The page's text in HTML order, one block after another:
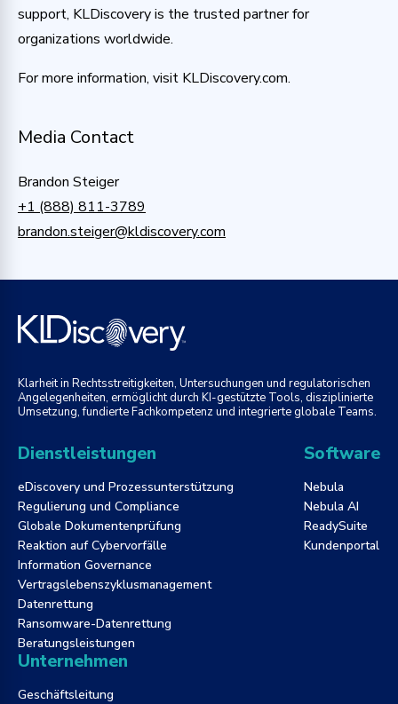
support, KLDiscovery is the trusted partner for
organizations worldwide.
For more information, visit KLDiscovery.com.
Media Contact
Brandon Steiger
+1 (888) 811-3789
brandon.steiger@kldiscovery.com
Klarheit in Rechtsstreitigkeiten, Untersuchungen und regulatorischen
Angelegenheiten, ermöglicht durch KI-gestützte Tools, disziplinierte
Umsetzung, fundierte Fachkompetenz und integrierte globale Teams.
Dienstleistungen
eDiscovery und Prozessunterstützung
Regulierung und Compliance
Globale Dokumentenprüfung
Reaktion auf Cybervorfälle
Information Governance
Vertragslebenszyklusmanagement
Datenrettung
Ransomware-Datenrettung
Beratungsleistungen
Software
Nebula
Nebula AI
ReadySuite
Kundenportal
Unternehmen
Geschäftsleitung